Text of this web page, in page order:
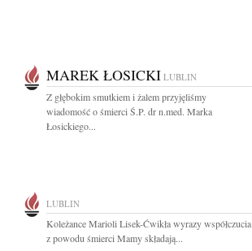
MAREK ŁOSICKI LUBLIN
Z głębokim smutkiem i żalem przyjęliśmy
wiadomość o śmierci Ś.P. dr n.med. Marka
Łosickiego...
LUBLIN
Koleżance Marioli Lisek-Ćwikła wyrazy współczucia
z powodu śmierci Mamy składają...